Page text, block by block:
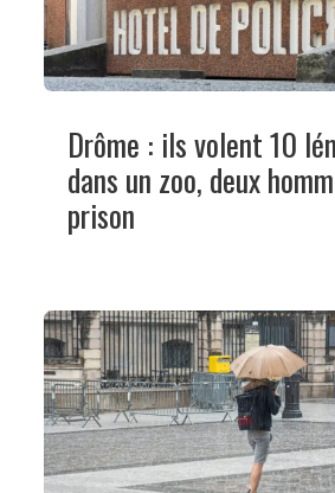
Drôme : ils volent 10
dans un zoo, deux
prison